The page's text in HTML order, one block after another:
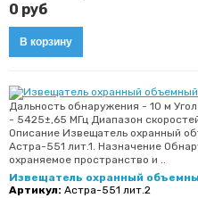
0 руб
Дальность обнаружения - 10 м
- 5425±,65 МГц Диапазон
Описание Извещатель охранный
Астра-551 лит.1. Назначение
охраняемое пространство и ..
Извещатель охранный
Артикул: Астра-551 лит.2